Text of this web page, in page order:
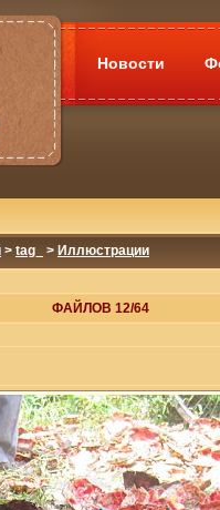
Новости
> tag_ > Иллюстрации
ФАЙЛОВ 12/64